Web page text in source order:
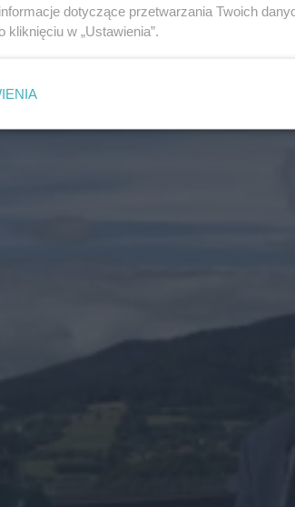
na tym odcinku przystosowana jest
pociągów towarowych 80 km/h –
dotyczące przetwarzania Twoich
kliknięciu w „Ustawienia”.